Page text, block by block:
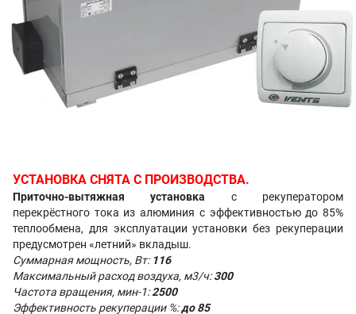
УСТАНОВКА СНЯТА С ПРОИЗВОДСТВА.
Приточно-вытяжная установка с рекуператором
перекрёстного тока из алюминия с эффективностью до 85%
теплообмена, для эксплуатации установки без рекуперации
предусмотрен «летний» вкладыш.
Суммарная мощность, Вт: 116
Максимальный расход воздуха, м3/ч:300
Частота вращения, мин-1:2500
Эффективность рекуперации %:до 85